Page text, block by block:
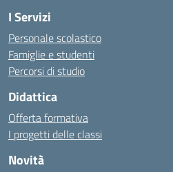
I Servizi
Personale scolastico
Famiglie e studenti
Percorsi di studio
Didattica
Offerta formativa
I progetti delle classi
Novità